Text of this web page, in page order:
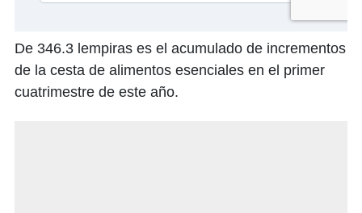
De 346.3 lempiras es el acumulado de incrementos
de la cesta de alimentos esenciales en el primer
cuatrimestre de este año.